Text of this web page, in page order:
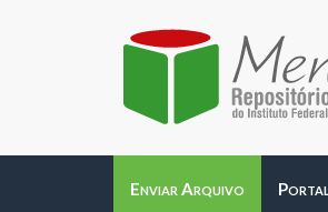
Enviar Arquivo